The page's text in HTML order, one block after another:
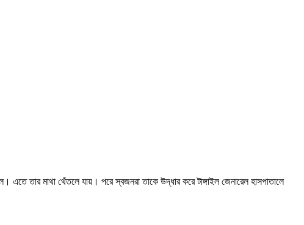
তার মাথা থেঁতলে যায়। পরে স্বজনরা তাকে উদ্ধার করে টাঙ্গাইল জেনারেল হাসপাতালে